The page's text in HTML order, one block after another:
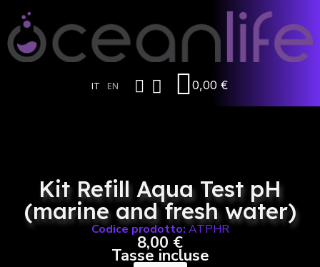
IT EN 0,00 €
Kit Refill Aqua Test pH
(marine and fresh water)
Codice prodotto: ATPHR
8,00 €
Tasse incluse